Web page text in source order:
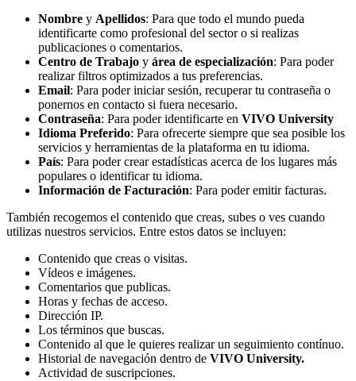
Nombre y Apellidos: Para que todo el mundo pueda
identificarte como profesional del sector o si realizas
publicaciones o comentarios.
Centro de Trabajo y área de especialización: Para poder
realizar filtros optimizados a tus preferencias.
Email: Para poder iniciar sesión, recuperar tu contraseña o
ponernos en contacto si fuera necesario.
Contraseña: Para poder identificarte en VIVO University
Idioma Preferido: Para ofrecerte siempre que sea posible los
servicios y herramientas de la plataforma en tu idioma.
País: Para poder crear estadísticas acerca de los lugares más
populares o identificar tu idioma.
Información de Facturación: Para poder emitir facturas.
También recogemos el contenido que creas, subes o ves cuando
utilizas nuestros servicios. Entre estos datos se incluyen:
Contenido que creas o visitas.
Vídeos e imágenes.
Comentarios que publicas.
Horas y fechas de acceso.
Dirección IP.
Los términos que buscas.
Contenido al que le quieres realizar un seguimiento contínuo.
Historial de navegación dentro de VIVO University.
Actividad de suscripciones.